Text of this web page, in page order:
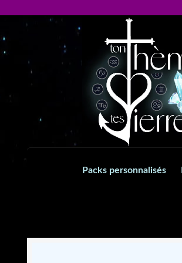
navigation
contenu
Packs personnalisés